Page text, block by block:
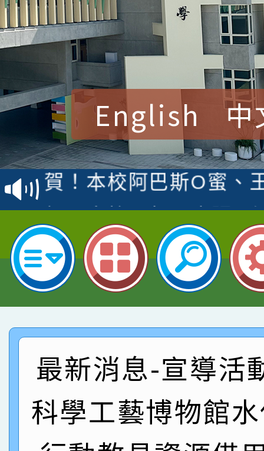
English 中
賀！本校參加桃園市中
賽 洪綺君教師榮獲社
名
賀！本校阿巴斯O蜜、
倩參加桃園市科展 國
名 指導老師王老師、
賀！本校四年二班張O
園市英語競賽國小朗讀
指導老師林老師
賀！本校參加桃園市中
賽 劉文瑛教師榮獲教
臺灣台語-第二名
賀！本校參與2026世
市賽榮獲科學小創客佳
創客第三名。
賀！本校參加桃園市中
賽 洪綺君教師榮獲社
名
賀！本校阿巴斯O蜜、
倩參加桃園市科展 國
名 指導老師王老師、
賀！本校四年二班張O
園市英語競賽國小朗讀
指導老師林老師
賀！本校參加桃園市中
賽 劉文瑛教師榮獲教
賀！本校參與2026世
最新消息-宣導活
科學工藝博物館